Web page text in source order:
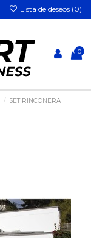
Lista de deseos (0)
0
SET RINCONERA